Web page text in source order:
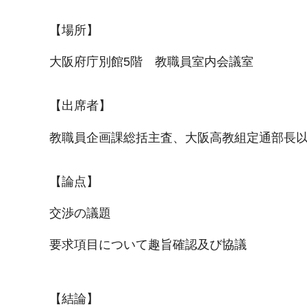
【場所】
大阪府庁別館5階 教職員室内会議室
【出席者】
教職員企画課総括主査、大阪高教組定通部長
【論点】
交渉の議題
要求項目について趣旨確認及び協議
【結論】